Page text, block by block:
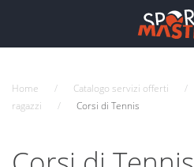
Home Catalogo servizi offerti
ragazzi
Corsi di Tennis